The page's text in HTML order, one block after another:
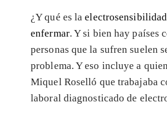
¿Y qué es laelectrosensibilidad
enfermar. Y si bien hay países
personas que la sufren suelen
problema. Y eso incluye a
Miquel Roselló que trabajaba
laboral diagnosticado de